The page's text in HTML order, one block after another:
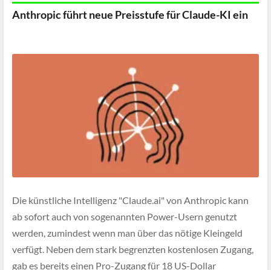
Anthropic führt neue Preisstufe für Claude-KI ein
Die künstliche Intelligenz "Claude.ai" von Anthropic kann
ab sofort auch von sogenannten Power-Usern genutzt
werden, zumindest wenn man über das nötige Kleingeld
verfügt. Neben dem stark begrenzten kostenlosen Zugang,
gab es bereits einen Pro-Zugang für 18 US-Dollar